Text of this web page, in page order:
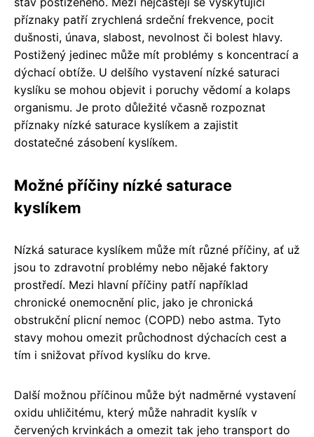
příznaky patří zrychlená srdeční frekvence, pocit
dušnosti, únava, slabost, nevolnost či bolest hlavy.
Postižený jedinec může mít problémy s koncentrací a
dýchací obtíže. U delšího vystavení nízké saturaci
kyslíku se mohou objevit i poruchy vědomí a kolaps
organismu. Je proto důležité včasně rozpoznat
příznaky nízké saturace kyslíkem a zajistit
dostatečné zásobení kyslíkem.
Možné příčiny nízké saturace
kyslíkem
Nízká saturace kyslíkem může mít různé příčiny, ať už
jsou to zdravotní problémy nebo nějaké faktory
prostředí. Mezi hlavní příčiny patří například
chronické onemocnění plic, jako je chronická
obstrukční plicní nemoc (COPD) nebo astma. Tyto
stavy mohou omezit průchodnost dýchacích cest a
tím i snižovat přívod kyslíku do krve.
Další možnou příčinou může být nadměrné vystavení
oxidu uhličitému, který může nahradit kyslík v
červených krvinkách a omezit tak jeho transport do